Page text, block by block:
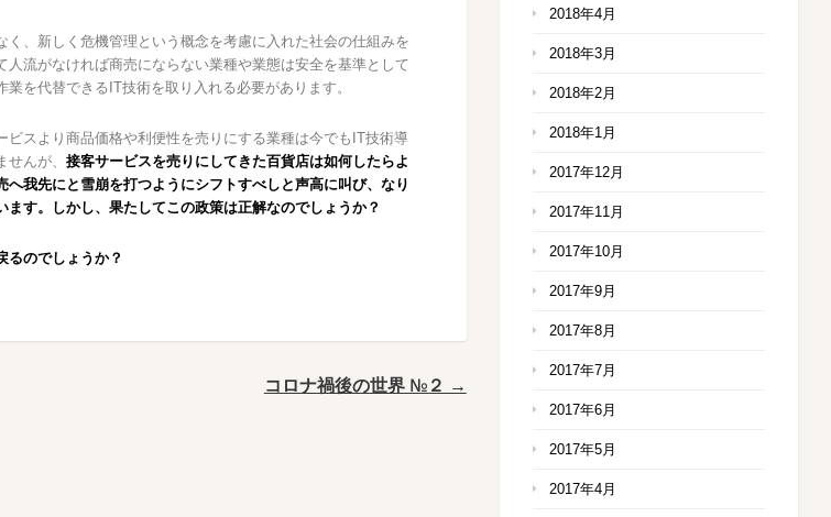
く、新しく危機管理という概念を考慮に入れた社会の仕組みを
流がなければ商売にならない業種や業態は安全を基準として
を代替できるIT技術を取り入れる必要があります。
ビスより商品価格や利便性を売りにする業種は今でもIT技術導
んが、 接客サービスを売りにしてきた百貨店は如何したらよ
我先にと雪崩を打つようにシフトすべしと声高に叫び、なり
す。しかし、果たしてこの政策は正解なのでしょうか？
るのでしょうか？
コロナ禍後の世界 №２ →
2018年4月
2018年3月
2018年2月
2018年1月
2017年12月
2017年11月
2017年10月
2017年9月
2017年8月
2017年7月
2017年6月
2017年5月
2017年4月